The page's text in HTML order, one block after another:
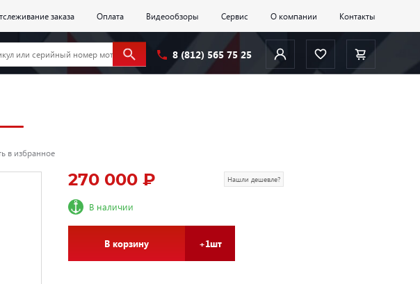
заказа Оплата Видеообзоры Сервис О компании Контакты
8 (812) 565 75 25
в избранное
270 000 ₽ Нашли дешевле?
В наличии
В корзину +1шт